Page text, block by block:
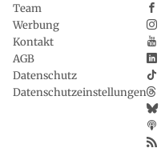
Team
Werbung
Kontakt
AGB
Datenschutz
Datenschutzeinstellungen